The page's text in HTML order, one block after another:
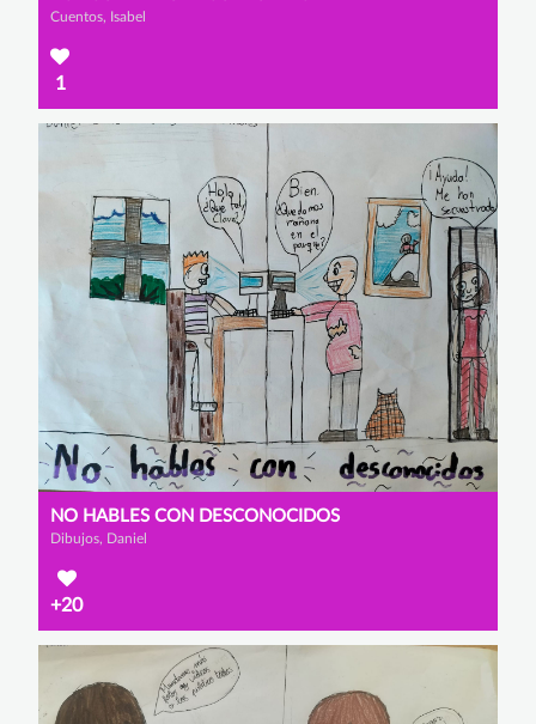
Cuentos, Isabel
1
NO HABLES CON DESCONOCIDOS
Dibujos, Daniel
+20